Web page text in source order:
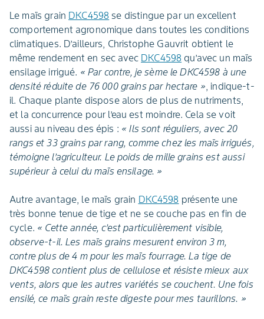
Le maïs grain DKC4598 se distingue par un excellent
comportement agronomique dans toutes les conditions
climatiques. D’ailleurs, Christophe Gauvrit obtient le
même rendement en sec avec DKC4598 qu’avec un maïs
ensilage irrigué. « Par contre, je sème le DKC4598 à une
densité réduite de 76 000 grains par hectare », indique-t-
il. Chaque plante dispose alors de plus de nutriments,
et la concurrence pour l’eau est moindre. Cela se voit
aussi au niveau des épis : « Ils sont réguliers, avec 20
rangs et 33 grains par rang, comme chez les maïs irrigués,
témoigne l’agriculteur. Le poids de mille grains est aussi
supérieur à celui du maïs ensilage. »
Autre avantage, le maïs grain DKC4598 présente une
très bonne tenue de tige et ne se couche pas en fin de
cycle. « Cette année, c’est particulièrement visible,
observe-t-il. Les maïs grains mesurent environ 3 m,
contre plus de 4 m pour les maïs fourrage. La tige de
DKC4598 contient plus de cellulose et résiste mieux aux
vents, alors que les autres variétés se couchent. Une fois
ensilé, ce maïs grain reste digeste pour mes taurillons. »